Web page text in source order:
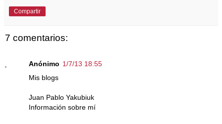
Compartir
7 comentarios:
Anónimo 1/7/13 18:55
Mis blogs
Juan Pablo Yakubiuk
Información sobre mí